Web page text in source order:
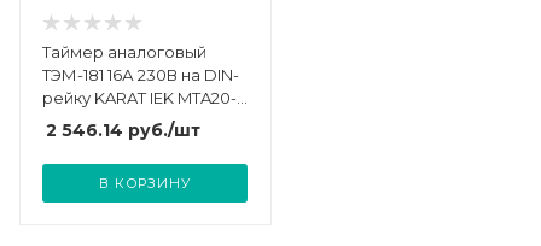
Таймер аналоговый
ТЭМ-181 16А 230В на DIN-
рейку KARAT IEK MTA20-
16
2 546.14 руб./шт
В КОРЗИНУ